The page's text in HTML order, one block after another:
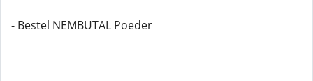
- Bestel NEMBUTAL Poeder